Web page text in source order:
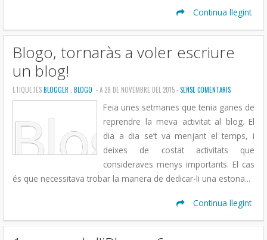
Continua llegint
Blogo, tornaràs a voler escriure
un blog!
ETIQUETESBLOGGER , BLOGO - A 28 DE NOVEMBRE DEL 2015 -SENSE COMENTARIS
Feia unes setmanes que tenia ganes de
reprendre la meva activitat al blog. El
dia a dia se’t va menjant el temps, i
deixes de costat activitats que
consideraves menys importants. El cas
és que necessitava trobar la manera de dedicar-li una estona...
Continua llegint